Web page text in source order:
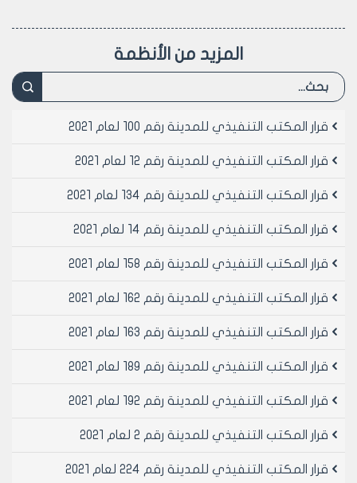
المزيد من الأنظمة
قرار المكتب التنفيذي للمدينة رقم 100 لعام 2021
قرار المكتب التنفيذي للمدينة رقم 12 لعام 2021
قرار المكتب التنفيذي للمدينة رقم 134 لعام 2021
قرار المكتب التنفيذي للمدينة رقم 14 لعام 2021
قرار المكتب التنفيذي للمدينة رقم 158 لعام 2021
قرار المكتب التنفيذي للمدينة رقم 162 لعام 2021
قرار المكتب التنفيذي للمدينة رقم 163 لعام 2021
قرار المكتب التنفيذي للمدينة رقم 189 لعام 2021
قرار المكتب التنفيذي للمدينة رقم 192 لعام 2021
قرار المكتب التنفيذي للمدينة رقم 2 لعام 2021
قرار المكتب التنفيذي للمدينة رقم 224 لعام 2021